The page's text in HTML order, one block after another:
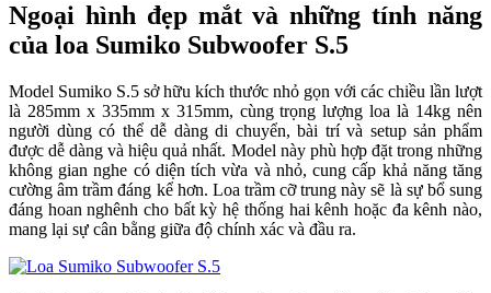
Ngoại hình đẹp mắt và những tính năng
của loa Sumiko Subwoofer S.5
Model Sumiko S.5 sở hữu kích thước nhỏ gọn với các chiều lần lượt
là 285mm x 335mm x 315mm, cùng trọng lượng loa là 14kg nên
người dùng có thể dễ dàng di chuyển, bài trí và setup sản phẩm
được dễ dàng và hiệu quả nhất. Model này phù hợp đặt trong những
không gian nghe có diện tích vừa và nhỏ, cung cấp khả năng tăng
cường âm trầm đáng kể hơn. Loa trầm cỡ trung này sẽ là sự bổ sung
đáng hoan nghênh cho bất kỳ hệ thống hai kênh hoặc đa kênh nào,
mang lại sự cân bằng giữa độ chính xác và đầu ra.